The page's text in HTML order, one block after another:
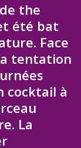
the
été bat
Face
tentation
cocktail à
La